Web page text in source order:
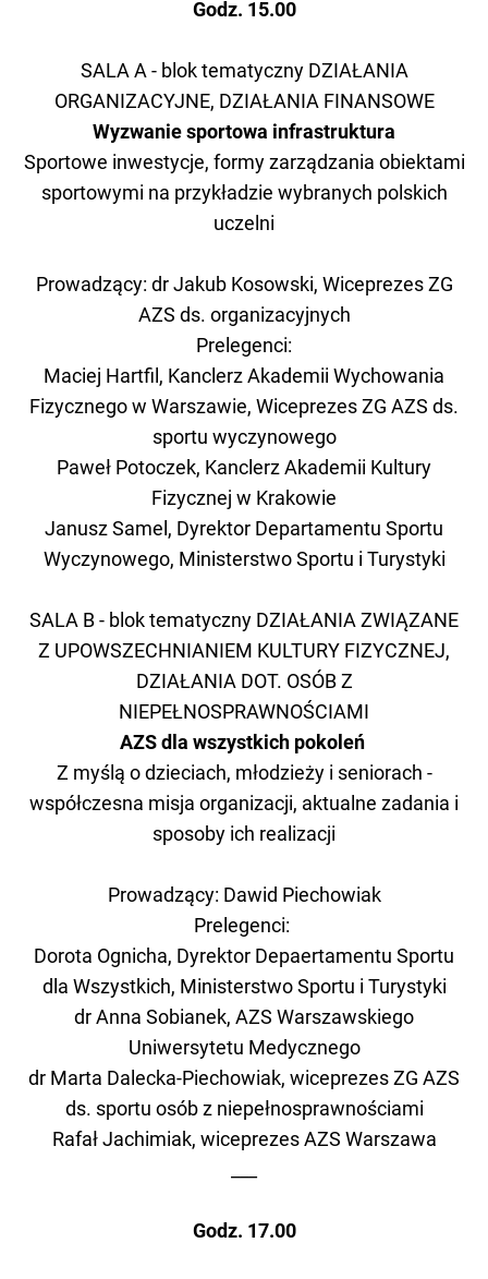
Godz. 15.00
SALA A - blok tematyczny DZIAŁANIA
ORGANIZACYJNE, DZIAŁANIA FINANSOWE
Wyzwanie sportowa infrastruktura
Sportowe inwestycje, formy zarządzania obiektami
sportowymi na przykładzie wybranych polskich
uczelni
Prowadzący: dr Jakub Kosowski, Wiceprezes ZG
AZS ds. organizacyjnych
Prelegenci:
Maciej Hartfil, Kanclerz Akademii Wychowania
Fizycznego w Warszawie, Wiceprezes ZG AZS ds.
sportu wyczynowego
Paweł Potoczek, Kanclerz Akademii Kultury
Fizycznej w Krakowie
Janusz Samel, Dyrektor Departamentu Sportu
Wyczynowego, Ministerstwo Sportu i Turystyki
SALA B - blok tematyczny DZIAŁANIA ZWIĄZANE
Z UPOWSZECHNIANIEM KULTURY FIZYCZNEJ,
DZIAŁANIA DOT. OSÓB Z
NIEPEŁNOSPRAWNOŚCIAMI
AZS dla wszystkich pokoleń
Z myślą o dzieciach, młodzieży i seniorach -
współczesna misja organizacji, aktualne zadania i
sposoby ich realizacji
Prowadzący: Dawid Piechowiak
Prelegenci:
Dorota Ognicha, Dyrektor Depaertamentu Sportu
dla Wszystkich, Ministerstwo Sportu i Turystyki
dr Anna Sobianek, AZS Warszawskiego
Uniwersytetu Medycznego
dr Marta Dalecka-Piechowiak, wiceprezes ZG AZS
ds. sportu osób z niepełnosprawnościami
Rafał Jachimiak, wiceprezes AZS Warszawa
Godz. 17.00